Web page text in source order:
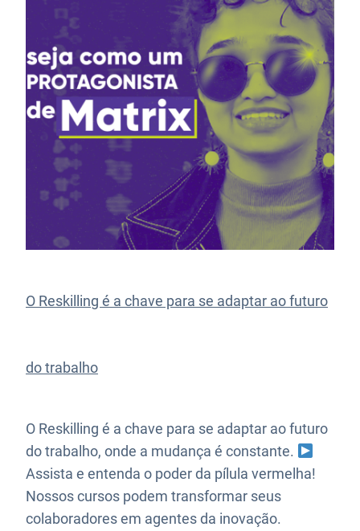
O Reskilling é a chave para se adaptar ao futuro
do trabalho
O Reskilling é a chave para se adaptar ao futuro
do trabalho, onde a mudança é constante.
Assista e entenda o poder da pílula vermelha!
Nossos cursos podem transformar seus
colaboradores em agentes da inovação.